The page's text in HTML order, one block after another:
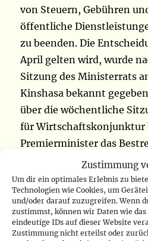
Zustimmung
Um dir ein optimales Erlebnis zu
Technologien wie Cookies, um
und/oder darauf zuzugreifen. Wenn
zustimmst, können wir Daten wie
eindeutige IDs auf dieser Website
Zustimmung nicht erteilst oder
von Steuern, Gebühren
öffentliche
zu beenden. Die
April gelten wird, wurde
Sitzung des Ministerrats
Kinshasa bekannt
über die wöchentliche
für Wirtschaftskonjunktur
Premierminister das
zum Ausdruck, „die
makroökonomischen
insbesondere durch die
Wechselkurses. Um dies
entschied sich die